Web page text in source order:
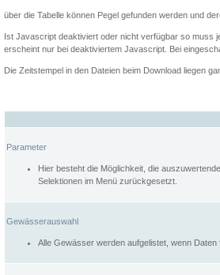
über die Tabelle können Pegel gefunden werden und
Ist Javascript deaktiviert oder nicht verfügbar so muss
erscheint nur bei deaktiviertem Javascript. Bei
Die Zeitstempel in den Dateien beim Download liegen
Parameter
Hier besteht die Möglichkeit, die
Selektionen im Menü zurückgesetzt.
Gewässerauswahl
Alle Gewässer werden aufgelistet, wenn